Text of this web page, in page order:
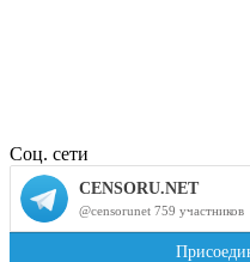
Соц. сети